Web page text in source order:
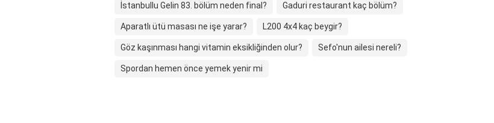
İstanbullu Gelin 83. bölüm neden final? Gaduri restaurant kaç bölüm?
Aparatlı ütü masası ne işe yarar? L200 4x4 kaç beygir?
Göz kaşınması hangi vitamin eksikliğinden olur? Sefo'nun ailesi nereli?
Spordan hemen önce yemek yenir mi